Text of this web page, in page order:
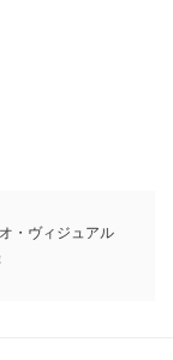
・ヴィジュアル